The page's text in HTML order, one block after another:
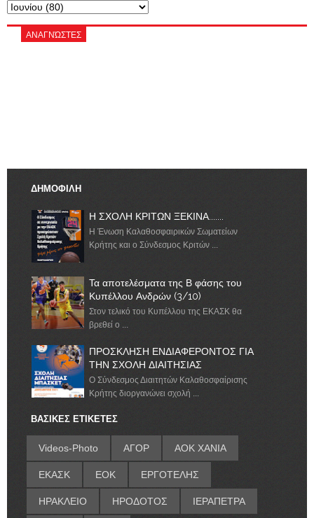
ΑΝΑΓΝΏΣΤΕΣ
ΔΗΜΟΦΙΛΗ
Η ΣΧΟΛΗ ΚΡΙΤΩΝ ΞΕΚΙΝΑ.......
Η Ένωση Καλαθοσφαιρικών Σωματείων
Κρήτης και ο Σύνδεσμος Κριτών ...
Τα αποτελέσματα της Β φάσης του
Κυπέλλου Ανδρών (3/10)
Στον τελικό του Κυπέλλου της ΕΚΑΣΚ θα
βρεθεί ο ...
ΠΡΟΣΚΛΗΣΗ ΕΝΔΙΑΦΕΡΟΝΤΟΣ ΓΙΑ
ΤΗΝ ΣΧΟΛΗ ΔΙΑΙΤΗΣΙΑΣ
Ο Σύνδεσμος Διαιτητών Καλαθοσφαίρισης
Κρήτης διοργανώνει σχολή ...
ΒΑΣΙΚΕΣ ΕΤΙΚΕΤΕΣ
Videos-Photo ΑΓΟΡ ΑΟΚ ΧΑΝΙΑ
ΕΚΑΣΚ ΕΟΚ ΕΡΓΟΤΕΛΗΣ
ΗΡΑΚΛΕΙΟ ΗΡΟΔΟΤΟΣ ΙΕΡΑΠΕΤΡΑ